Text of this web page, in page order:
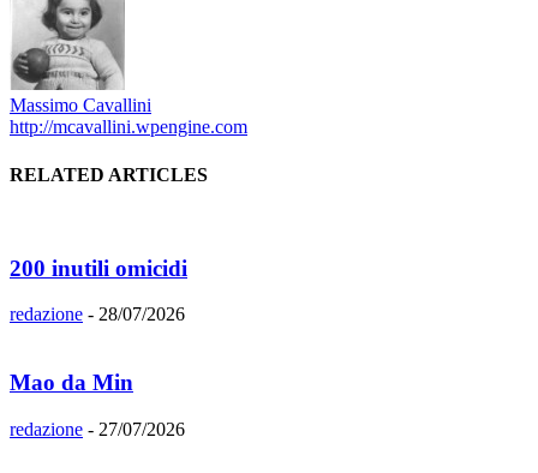
Massimo Cavallini
http://mcavallini.wpengine.com
RELATED ARTICLES
200 inutili omicidi
redazione - 28/07/2026
Mao da Min
redazione - 27/07/2026